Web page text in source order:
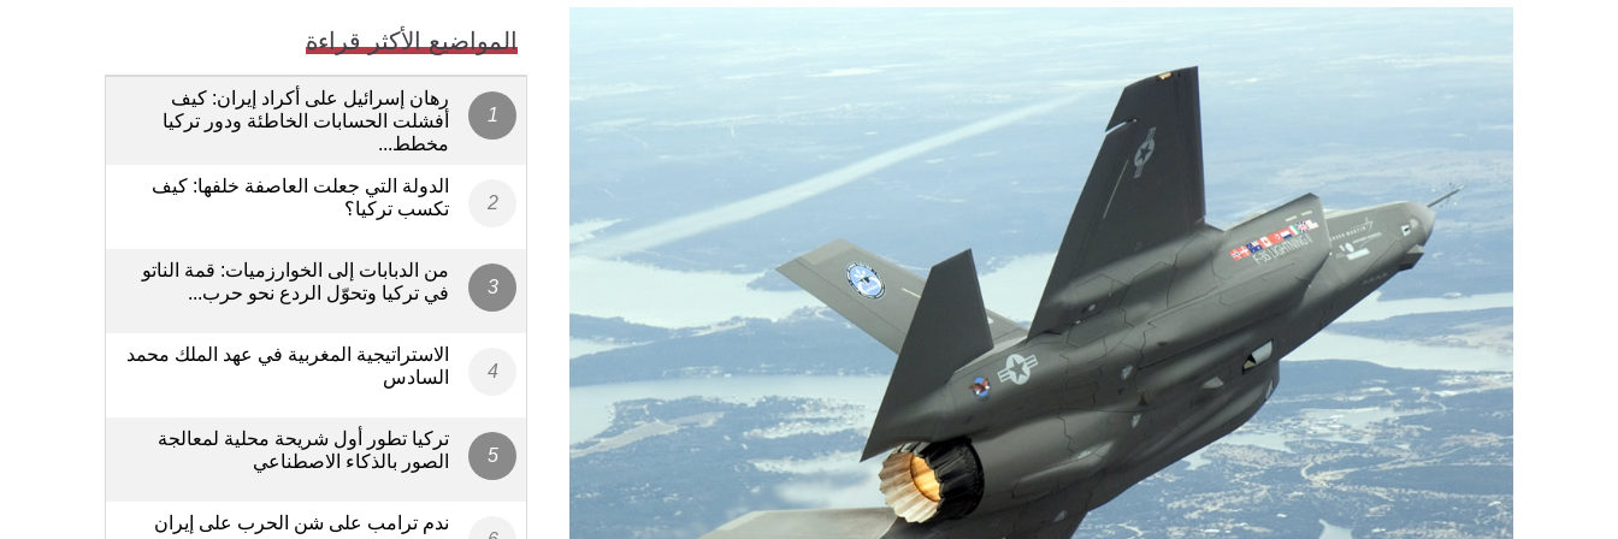
المواضيع الأكثر قراءة
رهان إسرائيل على أكراد إيران: كيف
أفشلت الحسابات الخاطئة ودور تركيا
مخطط...
الدولة التي جعلت العاصفة خلفها: كيف
تكسب تركيا؟
من الدبابات إلى الخوارزميات: قمة الناتو
في تركيا وتحوّل الردع نحو حرب...
الاستراتيجية المغربية في عهد الملك محمد
السادس
تركيا تطور أول شريحة محلية لمعالجة
الصور بالذكاء الاصطناعي
ندم ترامب على شن الحرب على إيران